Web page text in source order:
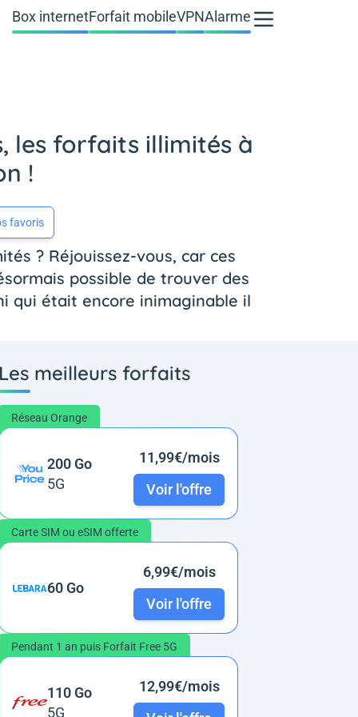
Box internetForfait mobileVPNAlarme
les forfaits illimités à
!
favoris
? Réjouissez-vous, car ces
possible de trouver des
qui était encore inimaginable il
Les meilleurs forfaits
Réseau Orange
200 Go
5G
11,99€/mois
Voir l'offre
Carte SIM ou eSIM offerte
60 Go
6,99€/mois
Voir l'offre
Pendant 1 an puis Forfait Free 5G
110 Go
5G
12,99€/mois